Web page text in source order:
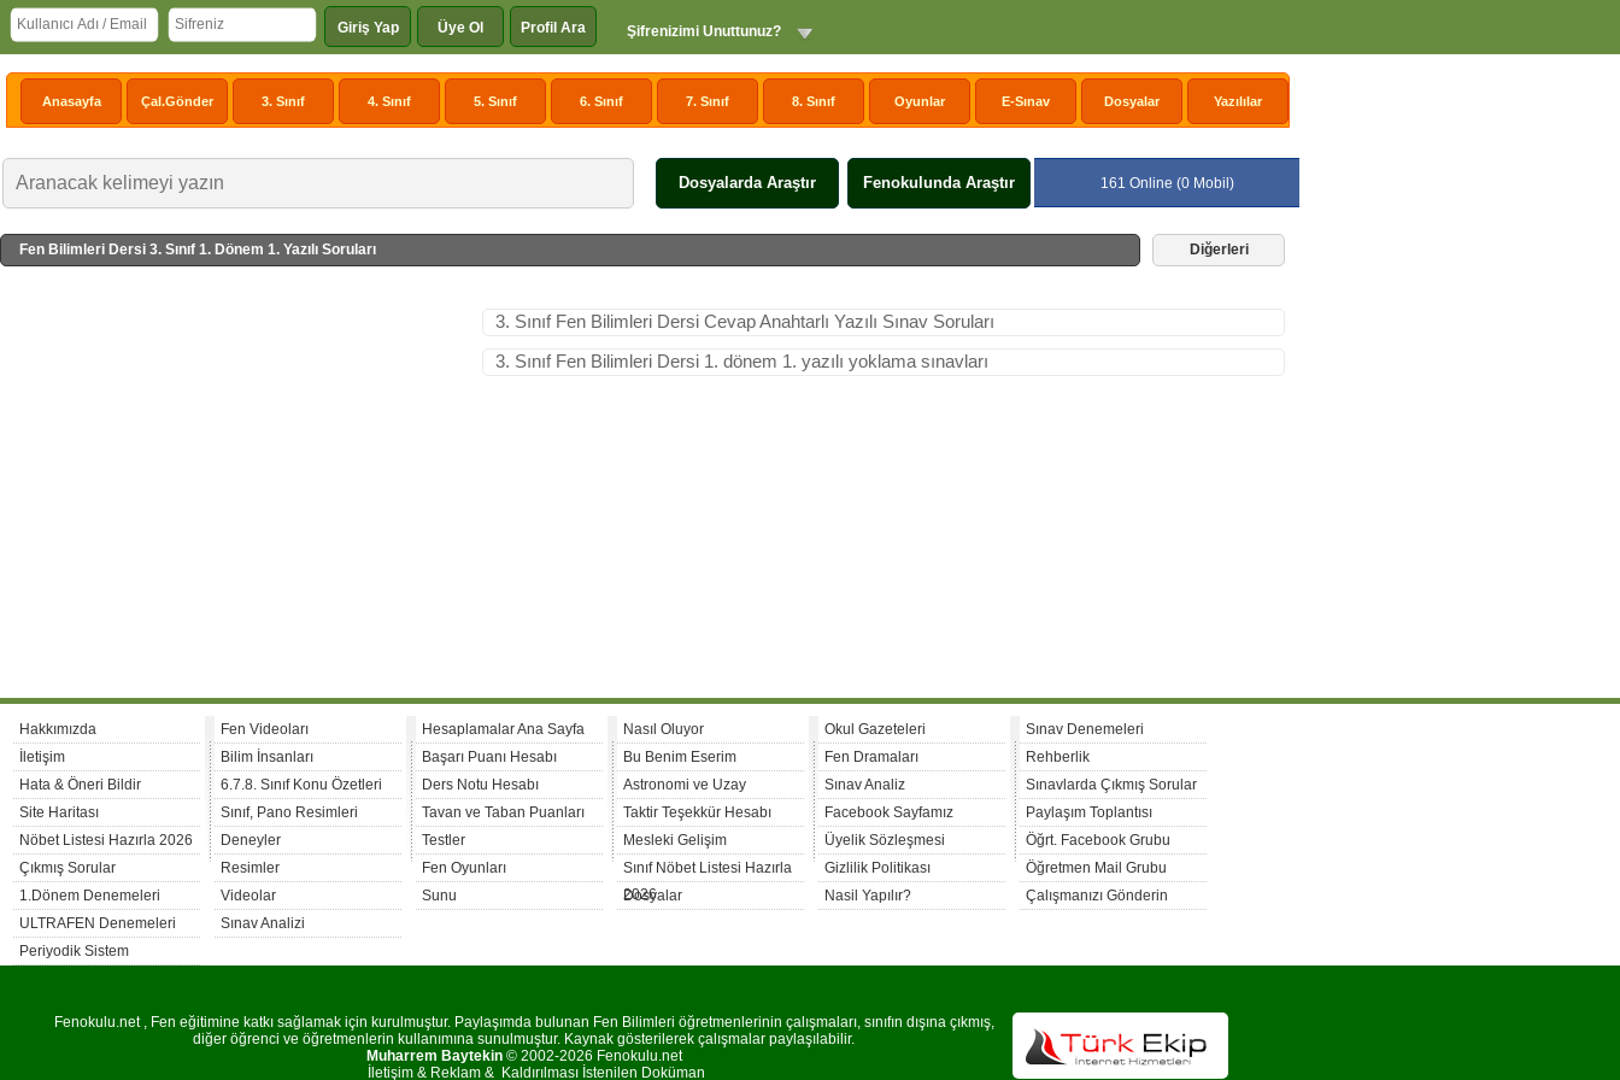
Giriş Yap Üye Ol Profil Ara Şifrenizimi Unuttunuz?
Anasayfa Çal.Gönder 3. Sınıf 4. Sınıf 5. Sınıf 6. Sınıf 7. Sınıf 8. Sınıf Oyunlar E-Sınav Dosyalar Yazılılar
Dosyalarda Araştır Fenokulunda Araştır 161 Online (0 Mobil)
Fen Bilimleri Dersi 3. Sınıf 1. Dönem 1. Yazılı Soruları Diğerleri
3. Sınıf Fen Bilimleri Dersi Cevap Anahtarlı Yazılı Sınav Soruları
3. Sınıf Fen Bilimleri Dersi 1. dönem 1. yazılı yoklama sınavları
Hakkımızda
İletişim
Hata & Öneri Bildir
Site Haritası
Nöbet Listesi Hazırla 2026
Çıkmış Sorular
1.Dönem Denemeleri
ULTRAFEN Denemeleri
Periyodik Sistem
Fen Videoları
Bilim İnsanları
6.7.8. Sınıf Konu Özetleri
Sınıf, Pano Resimleri
Deneyler
Resimler
Videolar
Sınav Analizi
Hesaplamalar Ana Sayfa
Başarı Puanı Hesabı
Ders Notu Hesabı
Tavan ve Taban Puanları
Testler
Fen Oyunları
Sunu
Nasıl Oluyor
Bu Benim Eserim
Astronomi ve Uzay
Taktir Teşekkür Hesabı
Mesleki Gelişim
Sınıf Nöbet Listesi Hazırla
2026
Dosyalar
Okul Gazeteleri
Fen Dramaları
Sınav Analiz
Facebook Sayfamız
Üyelik Sözleşmesi
Gizlilik Politikası
Nasil Yapılır?
Sınav Denemeleri
Rehberlik
Sınavlarda Çıkmış Sorular
Paylaşım Toplantısı
Öğrt. Facebook Grubu
Öğretmen Mail Grubu
Çalışmanızı Gönderin
Fenokulu.net , Fen eğitimine katkı sağlamak için kurulmuştur. Paylaşımda bulunan Fen Bilimleri öğretmenlerinin çalışmaları, sınıfın dışına çıkmış,
diğer öğrenci ve öğretmenlerin kullanımına sunulmuştur. Kaynak gösterilerek çalışmalar paylaşılabilir.
Muharrem Baytekin© 2002-2026 Fenokulu.net
İletişim & Reklam & Kaldırılması İstenilen Doküman